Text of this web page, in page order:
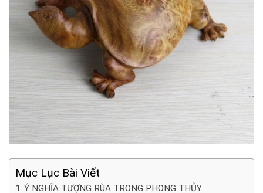
Mục Lục Bài Viết
Ý NGHĨA TƯỢNG RÙA TRONG PHONG THỦY